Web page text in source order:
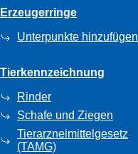
Erzeugerringe
Unterpunkte hinzufügen
Tierkennzeichnung
Rinder
Schafe und Ziegen
Tierarzneimittelgesetz
(TAMG)